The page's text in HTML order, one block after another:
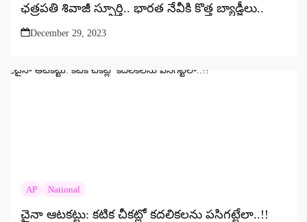
ఛత్రపతి శివాజీ స్ఫూర్తి.. భారత నేవీకి కొత్త బ్యాడ్జీలు..
December 29, 2023
AP National
చైనా ఆటకట్టు: కటిక చీకట్లో కదలికలను పసిగట్టేలా..!!